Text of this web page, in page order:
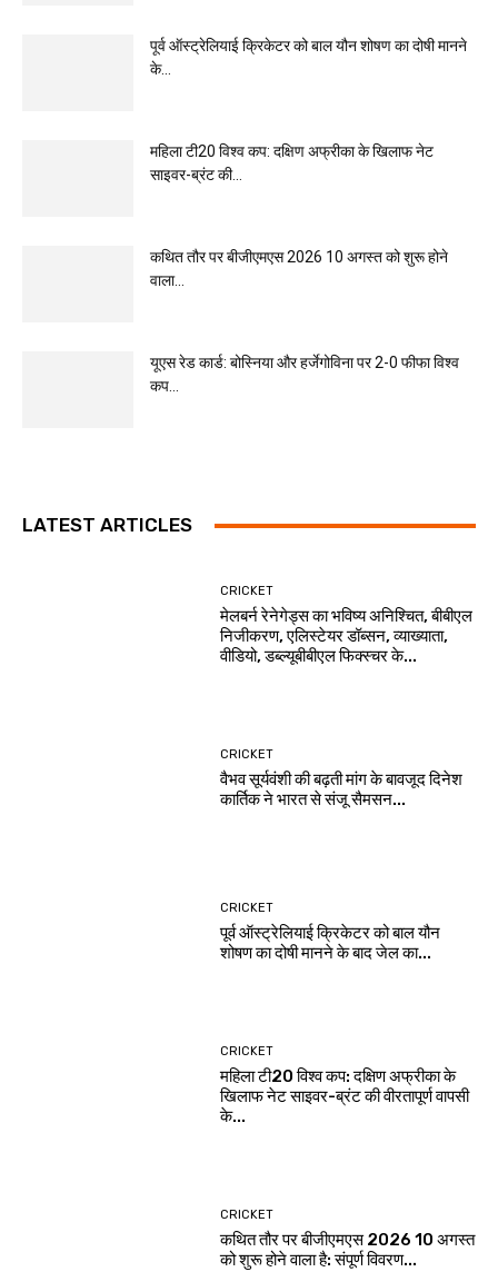
पूर्व ऑस्ट्रेलियाई क्रिकेटर को बाल यौन शोषण का दोषी मानने
के...
महिला टी20 विश्व कप: दक्षिण अफ्रीका के खिलाफ नेट
साइवर-ब्रंट की...
कथित तौर पर बीजीएमएस 2026 10 अगस्त को शुरू होने
वाला...
यूएस रेड कार्ड: बोस्निया और हर्जेगोविना पर 2-0 फीफा विश्व
कप...
LATEST ARTICLES
CRICKET
मेलबर्न रेनेगेड्स का भविष्य अनिश्चित, बीबीएल
निजीकरण, एलिस्टेयर डॉब्सन, व्याख्याता,
वीडियो, डब्ल्यूबीबीएल फिक्स्चर के...
CRICKET
वैभव सूर्यवंशी की बढ़ती मांग के बावजूद दिनेश
कार्तिक ने भारत से संजू सैमसन...
CRICKET
पूर्व ऑस्ट्रेलियाई क्रिकेटर को बाल यौन
शोषण का दोषी मानने के बाद जेल का...
CRICKET
महिला टी20 विश्व कप: दक्षिण अफ्रीका के
खिलाफ नेट साइवर-ब्रंट की वीरतापूर्ण वापसी
के...
CRICKET
कथित तौर पर बीजीएमएस 2026 10 अगस्त
को शुरू होने वाला है: संपूर्ण विवरण...